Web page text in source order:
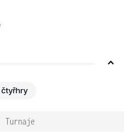
čtyřhry
Turnaje